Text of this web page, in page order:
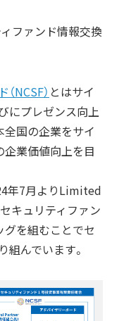
ファンド情報交換
NCSF） とはサイ
にプレゼンス向上
全国の企業をサイ
企業価値向上を目
年7月よりLimited
キュリティファン
グを組むことでセ
んでいます。